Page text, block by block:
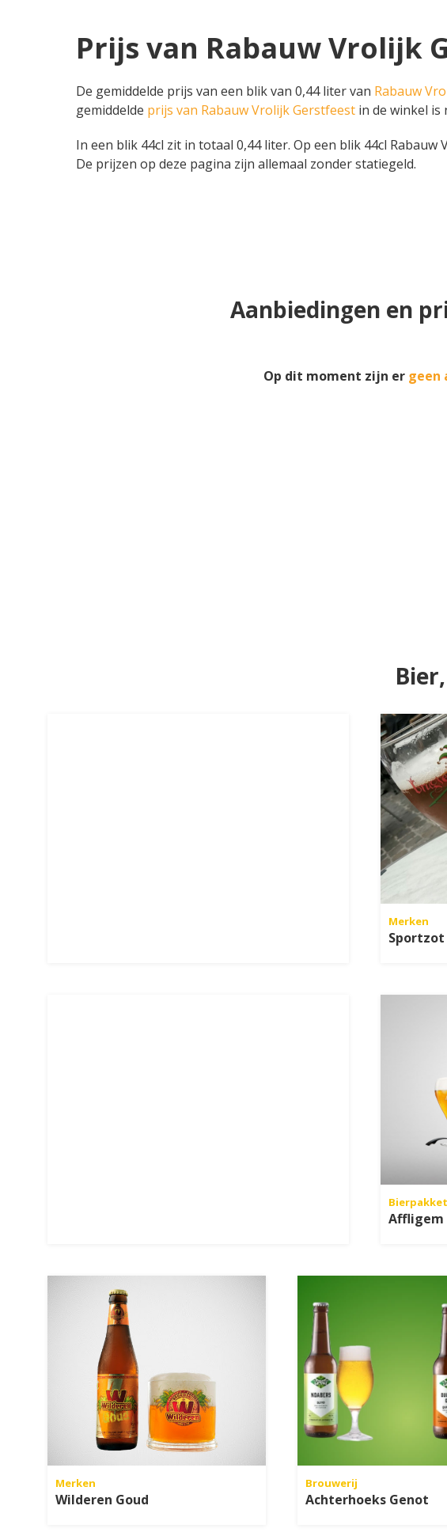
Prijs van Rabauw Vrolijk
De gemiddelde prijs van een blik van 0,44 liter van Rabauw
gemiddelde prijs van Rabauw Vrolijk Gerstfeest in de winkel is
In een blik 44cl zit in totaal 0,44 liter. Op een blik 44cl
De prijzen op deze pagina zijn allemaal zonder statiegeld.
Aanbiedingen en
Op dit moment zijn er geen
Merken
Sportzot
Affligem
Merken
Wilderen Goud
Brouwerij
Achterhoeks Genot